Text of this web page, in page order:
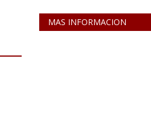
MAS INFORMACION